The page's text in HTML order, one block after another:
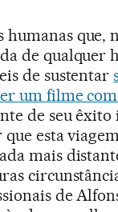
humanas que,
de qualquer
de sustentar
um filme
de seu
esta
mais
de